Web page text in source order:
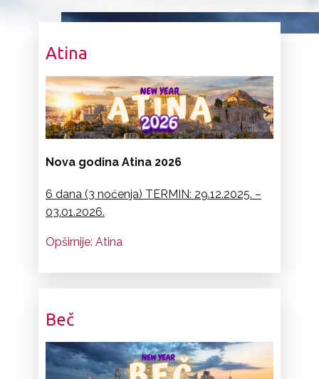
Atina
Nova godina Atina 2026
6 dana (3 noćenja) TERMIN: 29.12.2025. –
03.01.2026.
Opširnije: Atina
Beč